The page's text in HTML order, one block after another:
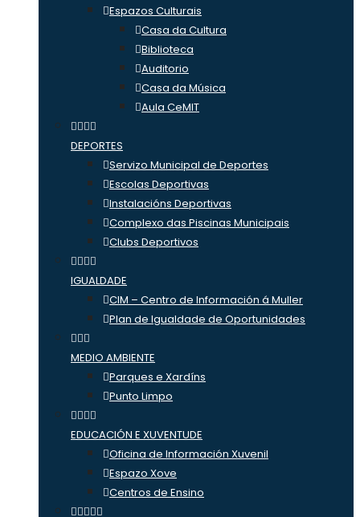
Espazos Culturais
Casa da Cultura
Biblioteca
Auditorio
Casa da Música
Aula CeMIT
DEPORTES
Servizo Municipal de Deportes
Escolas Deportivas
Instalacións Deportivas
Complexo das Piscinas Municipais
Clubs Deportivos
IGUALDADE
CIM – Centro de Información á Muller
Plan de Igualdade de Oportunidades
MEDIO AMBIENTE
Parques e Xardíns
Punto Limpo
EDUCACIÓN E XUVENTUDE
Oficina de Información Xuvenil
Espazo Xove
Centros de Ensino